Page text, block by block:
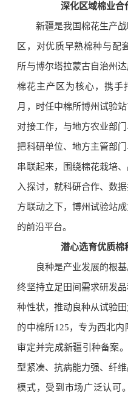
深化区域棉业
新疆是我国棉花生产
区，对优质早熟棉种与配
所与博尔塔拉蒙古自治州
棉花主产区为核心，携手
月，时任中棉所博州试验
对接工作，与地方农业部
把科研单位、地方主管部
串联起来，围绕棉花栽培
入探讨，就科研合作、数
方联动之下，博州试验站
的前沿平台。
潜心选育优质
良种是产业发展的根
终坚持立足田间需求研发
种性状，推动良种从试验
的中棉所125，专为西北
审定并完成新疆引种备案
型紧凑、抗病能力强、纤
模式，受到市场广泛认可